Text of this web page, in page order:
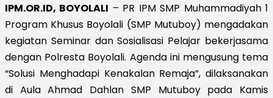
IPM.OR.ID, BOYOLALI – PR IPM SMP Muhammadiyah 1
Program Khusus Boyolali (SMP Mutuboy) mengadakan
kegiatan Seminar dan Sosialisasi Pelajar bekerjasama
dengan Polresta Boyolali. Agenda ini mengusung tema
“Solusi Menghadapi Kenakalan Remaja”, dilaksanakan
di Aula Ahmad Dahlan SMP Mutuboy pada Kamis